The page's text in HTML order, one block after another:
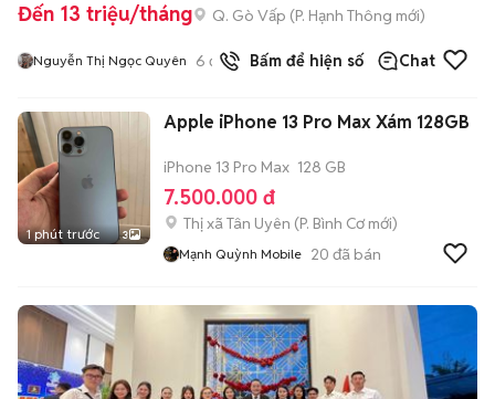
Đến 13 triệu/tháng Q. Gò Vấp (P. Hạnh Thông mới)
Nguyễn Thị Ngọc Quyên 6 đã bánBấm để hiện số Chat
1 phút trước 3
Apple iPhone 13 Pro Max Xám 128GB
iPhone 13 Pro Max 128 GB
7.500.000 đ
Thị xã Tân Uyên (P. Bình Cơmới)
Mạnh Quỳnh Mobile 20 đã bán